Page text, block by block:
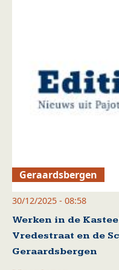
Geraardsbergen
30/12/2025 - 08:58
Werken in de
Vredestraat en de
Geraardsbergen